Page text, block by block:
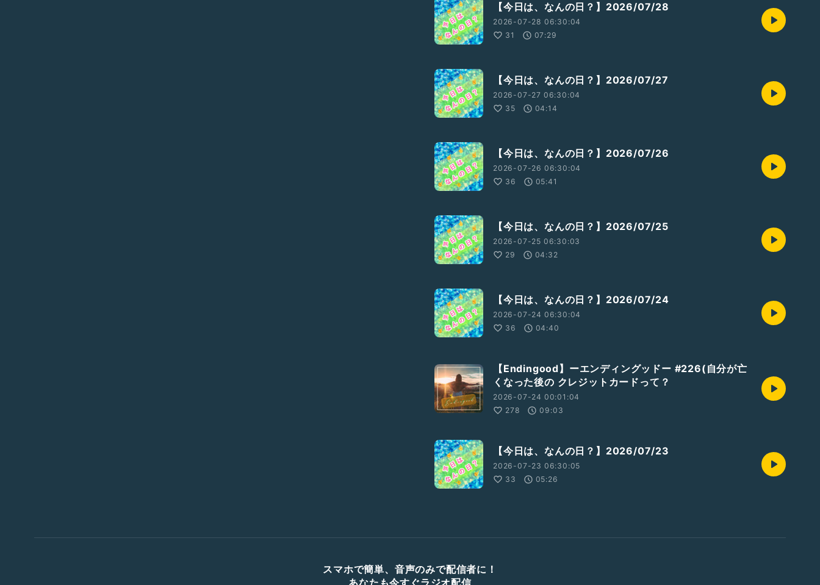
【今日は、なんの日？】2026/07/28
2026-07-28 06:30:04
31
07:29
【今日は、なんの日？】2026/07/27
2026-07-27 06:30:04
35
04:14
【今日は、なんの日？】2026/07/26
2026-07-26 06:30:04
36
05:41
【今日は、なんの日？】2026/07/25
2026-07-25 06:30:03
29
04:32
【今日は、なんの日？】2026/07/24
2026-07-24 06:30:04
36
04:40
【Endingood】ーエンディングッドー #226(自分が亡
くなった後の クレジットカードって？
2026-07-24 00:01:04
278
09:03
【今日は、なんの日？】2026/07/23
2026-07-23 06:30:05
33
05:26
スマホで簡単、音声のみで配信者に！
あなたも今すぐラジオ配信